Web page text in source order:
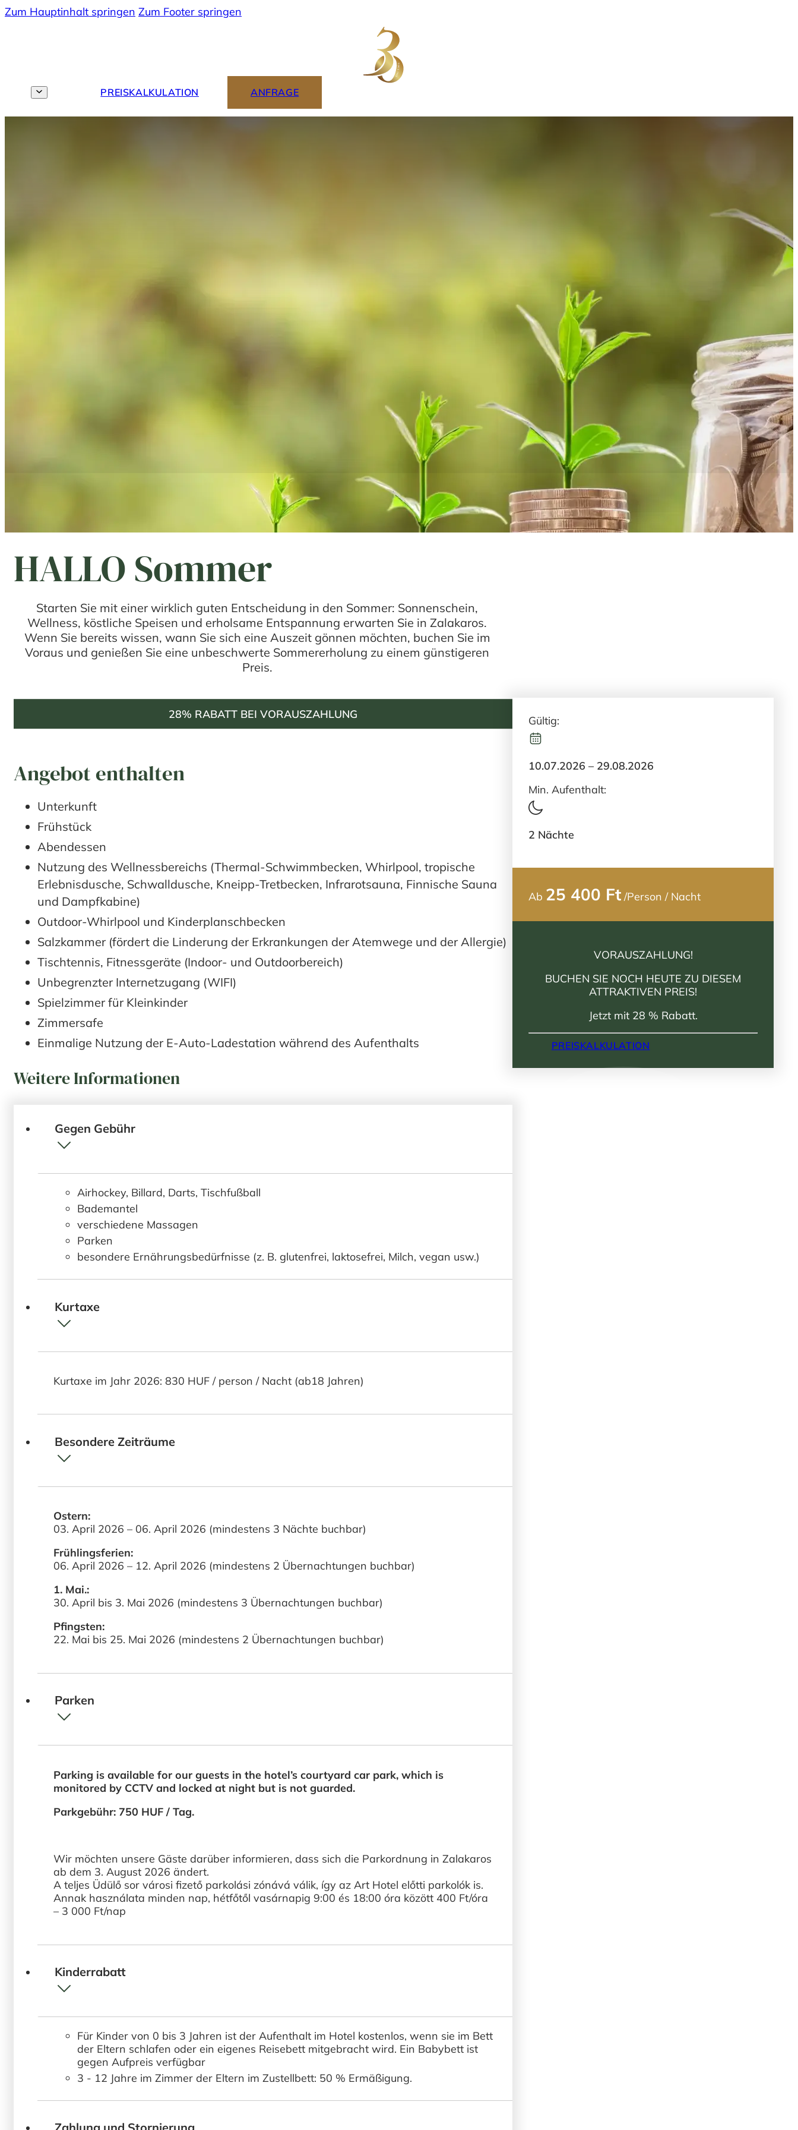
Zum Hauptinhalt springen Zum Footer springen
PREISKALKULATION ANFRAGE
HALLO Sommer
Starten Sie mit einer wirklich guten Entscheidung in den Sommer: Sonnenschein,
Wellness, köstliche Speisen und erholsame Entspannung erwarten Sie in Zalakaros.
Wenn Sie bereits wissen, wann Sie sich eine Auszeit gönnen möchten, buchen Sie im
Voraus und genießen Sie eine unbeschwerte Sommererholung zu einem günstigeren
Preis.
28% RABATT BEI VORAUSZAHLUNG
Angebot enthalten
Unterkunft
Frühstück
Abendessen
Nutzung des Wellnessbereichs (Thermal-Schwimmbecken, Whirlpool, tropische
Erlebnisdusche, Schwalldusche, Kneipp-Tretbecken, Infrarotsauna, Finnische Sauna
und Dampfkabine)
Outdoor-Whirlpool und Kinderplanschbecken
Salzkammer (fördert die Linderung der Erkrankungen der Atemwege und der Allergie)
Tischtennis, Fitnessgeräte (Indoor- und Outdoorbereich)
Unbegrenzter Internetzugang (WIFI)
Spielzimmer für Kleinkinder
Zimmersafe
Einmalige Nutzung der E-Auto-Ladestation während des Aufenthalts
Weitere Informationen
Gegen Gebühr
Airhockey, Billard, Darts, Tischfußball
Bademantel
verschiedene Massagen
Parken
besondere Ernährungsbedürfnisse (z. B. glutenfrei, laktosefrei, Milch, vegan usw.)
Kurtaxe
Kurtaxe im Jahr 2026: 830 HUF / person / Nacht (ab18 Jahren)
Besondere Zeiträume
Ostern:
03. April 2026 – 06. April 2026 (mindestens 3 Nächte buchbar)
Frühlingsferien:
06. April 2026 – 12. April 2026 (mindestens 2 Übernachtungen buchbar)
1. Mai.:
30. April bis 3. Mai 2026 (mindestens 3 Übernachtungen buchbar)
Pfingsten:
22. Mai bis 25. Mai 2026 (mindestens 2 Übernachtungen buchbar)
Parken
Parking is available for our guests in the hotel’s courtyard car park, which is
monitored by CCTV and locked at night but is not guarded.
Parkgebühr: 750 HUF / Tag.
Wir möchten unsere Gäste darüber informieren, dass sich die Parkordnung in Zalakaros
ab dem 3. August 2026 ändert.
A teljes Üdülő sor városi fizető parkolási zónává válik, így az Art Hotel előtti parkolók is.
Annak használata minden nap, hétfőtől vasárnapig 9:00 és 18:00 óra között 400 Ft/óra
– 3 000 Ft/nap
Kinderrabatt
Für Kinder von 0 bis 3 Jahren ist der Aufenthalt im Hotel kostenlos, wenn sie im Bett
der Eltern schlafen oder ein eigenes Reisebett mitgebracht wird. Ein Babybett ist
gegen Aufpreis verfügbar
3 - 12 Jahre im Zimmer der Eltern im Zustellbett: 50 % Ermäßigung.
Gültig:
10.07.2026 – 29.08.2026
Min. Aufenthalt:
2 Nächte
Ab 25 400 Ft /Person / Nacht
VORAUSZAHLUNG!
BUCHEN SIE NOCH HEUTE ZU DIESEM
ATTRAKTIVEN PREIS!
Jetzt mit 28 % Rabatt.
PREISKALKULATION